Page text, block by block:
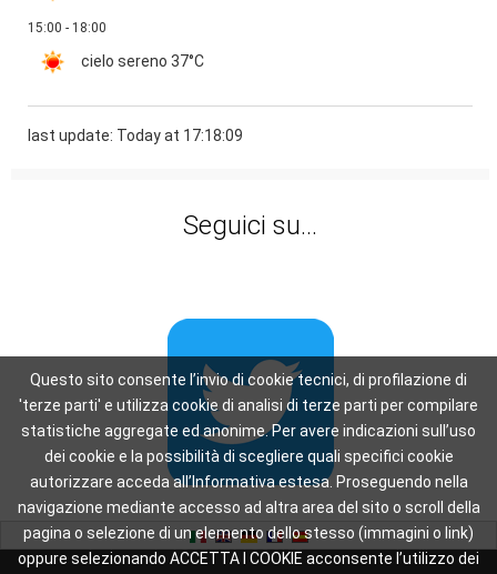
15:00 - 18:00
cielo sereno 37°C
last update: Today at 17:18:09
Seguici su...
Questo sito consente l’invio di cookie tecnici, di profilazione di
'terze parti' e utilizza cookie di analisi di terze parti per compilare
statistiche aggregate ed anonime. Per avere indicazioni sull’uso
dei cookie e la possibilità di scegliere quali specifici cookie
autorizzare acceda all’Informativa estesa. Proseguendo nella
navigazione mediante accesso ad altra area del sito o scroll della
pagina o selezione di un elemento dello stesso (immagini o link)
oppure selezionando ACCETTA I COOKIE acconsente l’utilizzo dei